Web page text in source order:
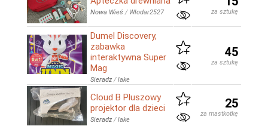
Nowa Wieś / Wlodar2527 za sztukę
Dumel Discovery,
zabawka
interaktywna Super
Mag
Sieradz /lake
45
za sztukę
Cloud B Pluszowy
projektor dla dzieci
Sieradz /lake
25
za mastkotkę